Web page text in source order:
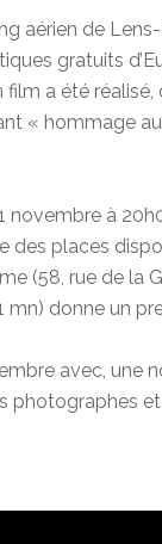
aérien de
gratuits
a été réalisé,
« hommage
à
des places
(58, rue de la
mn) donne un
avec, une
photographes